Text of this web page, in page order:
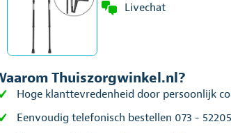
Livechat
Thuiszorgwinkel.nl?
Hoge klanttevredenheid door persoonlijk
Eenvoudig telefonisch bestellen 073 -